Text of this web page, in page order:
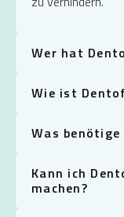
Wer hat
Wie ist
Was
Kann ich
machen?